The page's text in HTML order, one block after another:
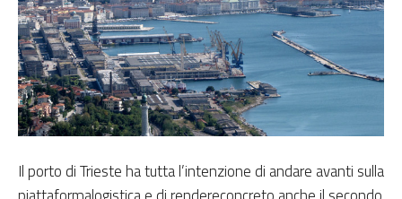
Il porto di Trieste ha tutta l’intenzione di andare avanti sulla